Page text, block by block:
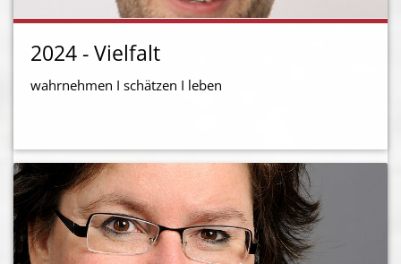
2024 - Vielfalt
wahrnehmen I schätzen I leben